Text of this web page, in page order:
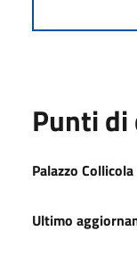
Punti
Palazzo Collicola
Ultimo